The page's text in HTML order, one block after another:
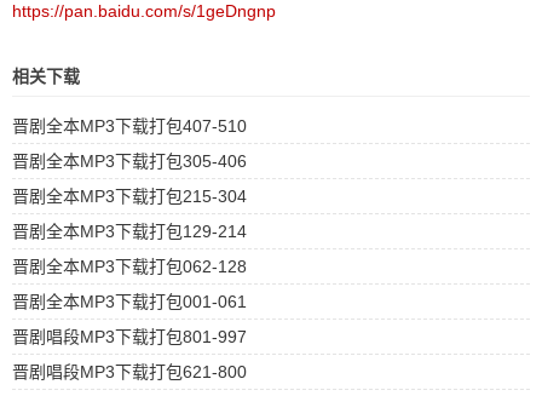
https://pan.baidu.com/s/1geDngnp
相关下载
晋剧全本MP3下载打包407-510
晋剧全本MP3下载打包305-406
晋剧全本MP3下载打包215-304
晋剧全本MP3下载打包129-214
晋剧全本MP3下载打包062-128
晋剧全本MP3下载打包001-061
晋剧唱段MP3下载打包801-997
晋剧唱段MP3下载打包621-800